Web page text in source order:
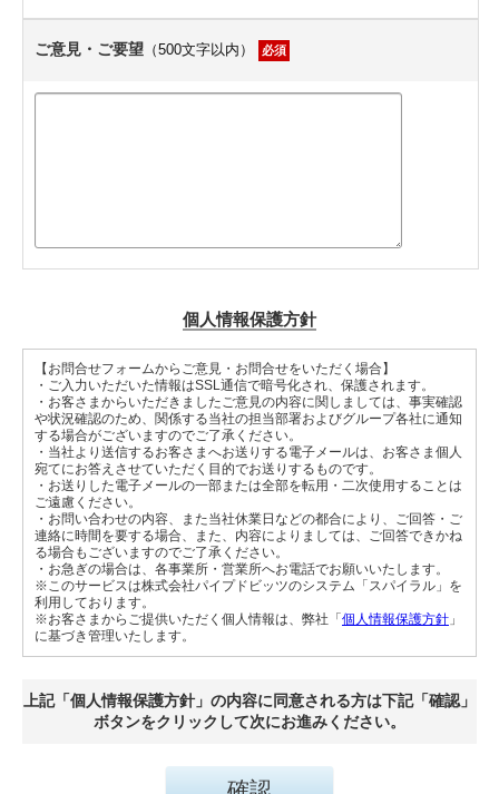
ご意見・ご要望 （500文字以内） 必須
個人情報保護方針
【お問合せフォームからご意見・お問合せをいただく場合】
・ご入力いただいた情報はSSL通信で暗号化され、保護されます。
・お客さまからいただきましたご意見の内容に関しましては、事実確認
や状況確認のため、関係する当社の担当部署およびグループ各社に通知
する場合がございますのでご了承ください。
・当社より送信するお客さまへお送りする電子メールは、お客さま個人
宛てにお答えさせていただく目的でお送りするものです。
・お送りした電子メールの一部または全部を転用・二次使用することは
ご遠慮ください。
・お問い合わせの内容、また当社休業日などの都合により、ご回答・ご
連絡に時間を要する場合、また、内容によりましては、ご回答できかね
る場合もございますのでご了承ください。
・お急ぎの場合は、各事業所・営業所へお電話でお願いいたします。
※このサービスは株式会社パイプドビッツのシステム「スパイラル」を
利用しております。
※お客さまからご提供いただく個人情報は、弊社「 個人情報保護方針 」
に基づき管理いたします。
上記「個人情報保護方針」の内容に同意される方は下記「確認」
ボタンをクリックして次にお進みください。